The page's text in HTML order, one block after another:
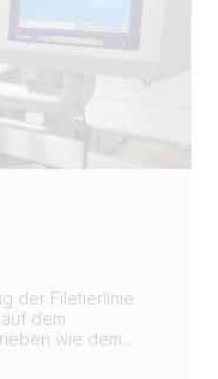
der Filetierlinie
dem
wie dem...